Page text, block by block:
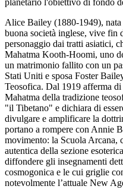
planetario l'obiettivo di fondo
Alice Bailey (1880-1949),
buona società inglese, vive fin
personaggio dai tratti asiatici,
Mahatma Kooth-Hoomi, uno
un matrimonio fallito con un
Stati Uniti e sposa Foster
Teosofica. Dal 1919 afferma
Mahatma della tradizione
"il Tibetano" e dichiara di
divulgare e amplificare la
portano a rompere con Annie
movimento: la Scuola Arcana,
autentica della sezione
diffondere gli insegnamenti
cosmogonica e le cui griglie
notevolmente l’attuale New